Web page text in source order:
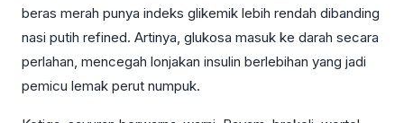
beras merah punya indeks glikemik lebih rendah dibanding
nasi putih refined. Artinya, glukosa masuk ke darah secara
perlahan, mencegah lonjakan insulin berlebihan yang jadi
pemicu lemak perut numpuk.